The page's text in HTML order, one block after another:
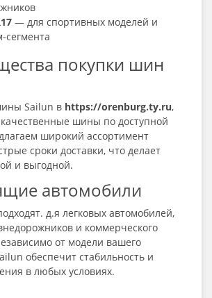
— для спортивных моделей и
сегмента
покупки шин
Sailun в https://orenburg.ty.ru,
шины по доступной
широкий ассортимент
сроки доставки, что делает
и выгодной.
автомобили
д.я легковых автомобилей,
и коммерческого
от модели вашего
обеспечит стабильность и
в любых условиях.